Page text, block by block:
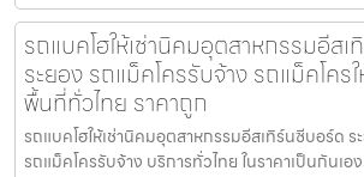
รถแบคโฮให้เช่านิคมอุตสาหกรรมอีส
ระยอง รถแม็คโครรับจ้าง รถแม็คโคร
พื้นที่ทั่วไทย ราคาถูก
รถแบคโฮให้เช่านิคมอุตสาหกรรมอีสเทิร์นซีบอร์ด ร
รถแม็คโครรับจ้าง บริการทั่วไทย ในราคาเป็นกันเอ